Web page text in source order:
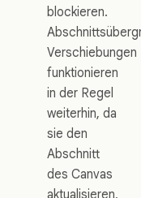
blockieren.
Verschiebungen
funktionieren
in der Regel
weiterhin, da
sie den
Abschnitt
des Canvas
aktualisieren,